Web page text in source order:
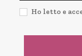
Ho letto e